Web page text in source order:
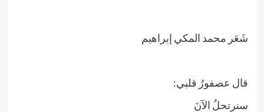
شَعَر محمد المكي إبراهيم
قال عصفورُ قلبي:
سنرتحلُ الآنَ